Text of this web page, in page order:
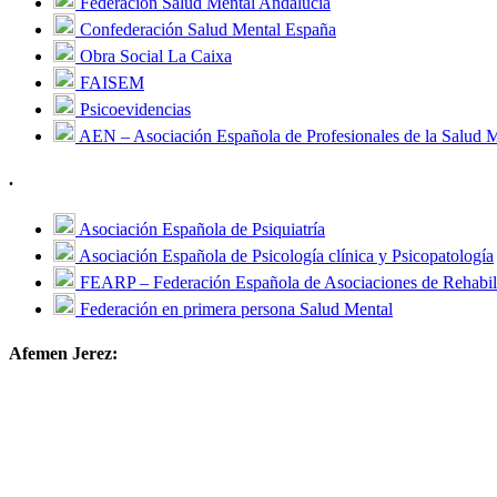
Confederación Salud Mental España
Obra Social La Caixa
FAISEM
Psicoevidencias
AEN – Asociación Española de Profesionales de la Salud
.
Asociación Española de Psiquiatría
Asociación Española de Psicología clínica y Psicopatología
FEARP – Federación Española de Asociaciones de
Federación en primera persona Salud Mental
Afemen Jerez: